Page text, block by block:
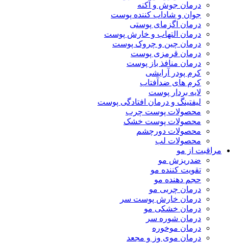
درمان جوش و آکنه
جوان و شاداب کننده پوست
درمان اگزمای پوستی
درمان التهاب و خارش پوست
درمان چین و چروک پوست
درمان قرمزی پوست
درمان منافذ باز پوست
کرم پودر آرایشی
کرم های ضدآفتاب
لایه بردار پوست
لیفتینگ و درمان افتادگی پوست
محصولات پوست چرب
محصولات پوست خشک
محصولات دورچشم
محصولات لب
مراقبت از مو
ضدریزش مو
تقویت کننده مو
حجم دهنده مو
درمان چربی مو
درمان خارش پوست سر
درمان خشکی مو
درمان شوره سر
درمان موخوره
درمان موی وز و مجعد